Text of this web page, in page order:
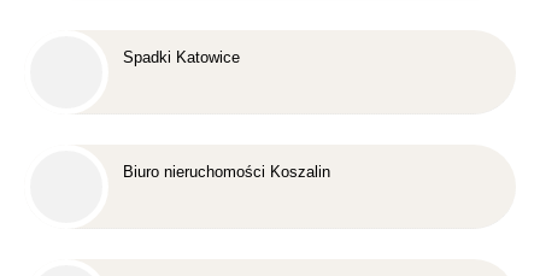
Spadki Katowice
Biuro nieruchomości Koszalin